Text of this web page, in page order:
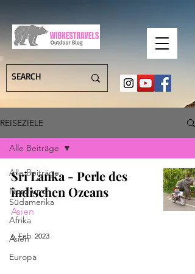
REISEZIELE
Alle Beiträge
Nord und
Südamerika
Afrika
Asien
Europa
Alle Beiträge
Sri Lanka - Perle des
indischen Ozeans
Asien
6. Feb. 2023